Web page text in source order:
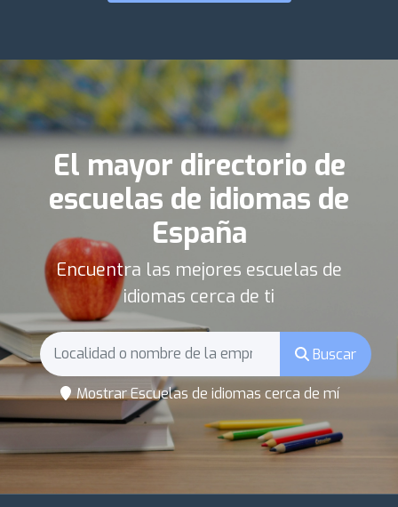
El mayor directorio de
escuelas de idiomas de
España
Encuentra las mejores escuelas de
idiomas cerca de ti
Buscar
Mostrar Escuelas de idiomas cerca de mí